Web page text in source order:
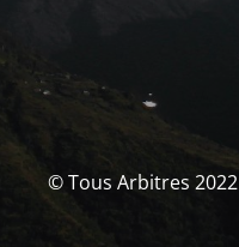
© Tous Arbitres 2022